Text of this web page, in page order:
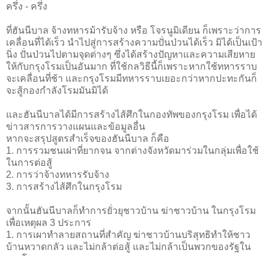
ครึ่ง - ครึ่ง
ที่ฮันนีบาล จ้างทหารม้ารับจ้าง หรือ โจรนูมิเดียน ก็เพราะว่าการ
เคลื่อนที่ได้เร็ว นำไปสู่การสร้างความปั่นป่วนได้เร็ว มิได้เป็นเป้า
นิ่ง ปั่นป่วนไปตามจุดต่างๆ ซึ่งได้สร้างปัญหาและความเสียหาย
ให้กับกรุงโรมเป็นอันมาก ที่ใช้กลวิธีนี้ก็เพราะหากใช้ทหารราบ
จะเคลื่อนที่ช้า และกรุงโรมมีทหารราบเยอะกว่าหากปะทะกันก็
จะสู้กองกำลังโรมมันมิได้
และฮันนีบาลได้มีการสร้างไส้ศึกในกองทัพของกรุงโรม เพื่อได้
ข่าวสารการวางแผนและข้อมูลอื่น
หากจะสรุปสูตรสำเร็จของฮันนีบาล ก็คือ
1. การรวมชนเผ่าที่ยากจน จากต่างจังหวัดมาร่วมในกลุ่มเพื่อใช้
ในการต่อสู้
2. การว่าจ้างทหารรับจ้าง
3. การสร้างไส้ศึกในกรุงโรม
จากนั้นฮันนีบาลก็ทำการยั่วยุชาวบ้าน ฆ่าชาวบ้าน ในกรุงโรม
เพื่อเหตุผล 3 ประการ
1. การเผาทำลายสถานที่สำคัญ ฆ่าชาวบ้านบริสุทธิทำให้ชาว
บ้านหวาดกลัว และไม่กล้าต่อสู้ และไม่กล้าเป็นพวกของรัฐใน